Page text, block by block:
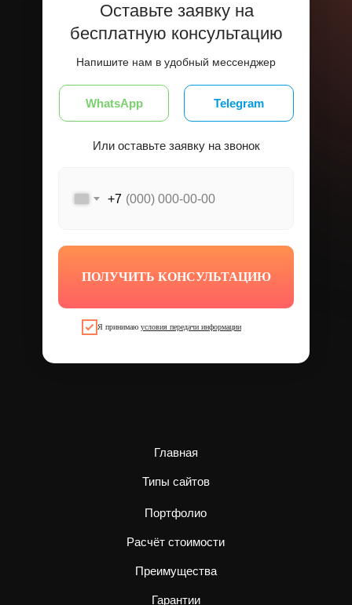
Оставьте заявку на
бесплатную консультацию
Напишите нам в удобный мессенджер
Telegram
Или оставьте заявку на звонок
WhatsApp
Я принимаю условия передачи информации
+7
ПОЛУЧИТЬ КОНСУЛЬТАЦИЮ
Типы сайтов
Портфолио
Расчёт стоимости
Преимущества
Гарантии
Главная